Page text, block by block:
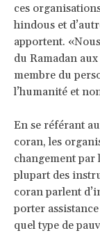
ces
hindous et
apportent.
du Ramadan
membre du
l’humanité et
En se référant
coran, les
changement
plupart des
coran parlent
porter
quel type de